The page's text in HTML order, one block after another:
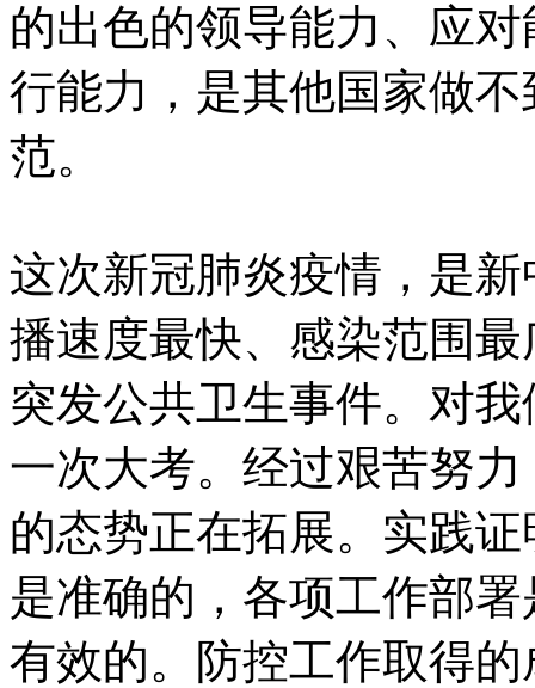
的出色的领导能力、应
行能力，是其他国家做
范。
这次新冠肺炎疫情，是
播速度最快、感染范围
突发公共卫生事件。对
一次大考。经过艰苦努
的态势正在拓展。实践
是准确的，各项工作部
有效的。防控工作取得